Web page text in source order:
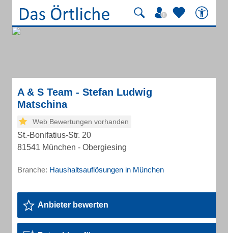
A & S Team - Stefan Ludwig
Matschina
Web Bewertungen vorhanden
St.-Bonifatius-Str. 20
81541 München - Obergiesing
Branche: Haushaltsauflösungen in München
Anbieter bewerten